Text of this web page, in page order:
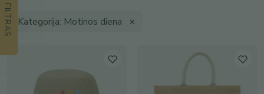
FILTRAS Kategorija: Motinos diena ✕